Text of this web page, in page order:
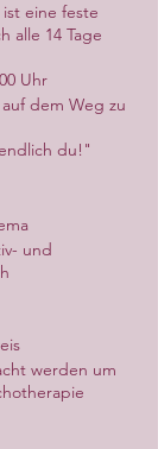
eine feste
alle 14 Tage
Uhr
dem Weg zu
du!"
und
werden um